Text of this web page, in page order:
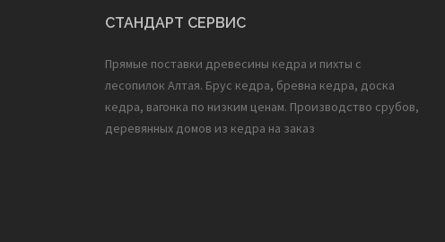
СТАНДАРТ СЕРВИС
Прямые поставки древесины кедра и пихты с
лесопилок Алтая. Брус кедра, бревна кедра, доска
кедра, вагонка по низким ценам. Производство срубов,
деревянных домов из кедра на заказ